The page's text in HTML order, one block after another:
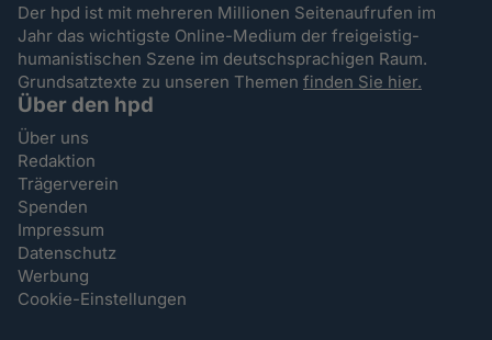
Der hpd ist mit mehreren Millionen Seitenaufrufen im
Jahr das wichtigste Online-Medium der freigeistig-
humanistischen Szene im deutschsprachigen Raum.
Grundsatztexte zu unseren Themenfinden Sie hier.
Über den hpd
Über uns
Redaktion
Trägerverein
Spenden
Impressum
Datenschutz
Werbung
Cookie-Einstellungen